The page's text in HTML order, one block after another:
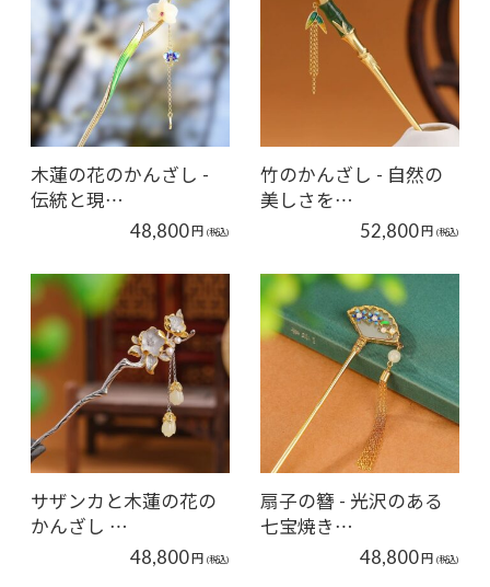
木蓮の花のかんざし -
伝統と現…
48,800円 (税込)
竹のかんざし - 自然の
美しさを…
52,800円 (税込)
サザンカと木蓮の花の
かんざし …
48,800円 (税込)
扇子の簪 - 光沢のある
七宝焼き…
48,800円 (税込)